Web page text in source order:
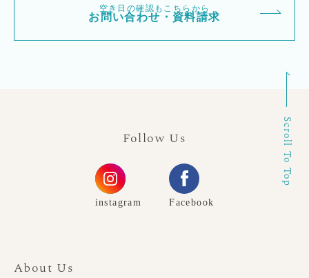
空き日の確認もこちらから
お問い合わせ・資料請求
Follow Us
instagram Facebook
About Us
Scroll To Top